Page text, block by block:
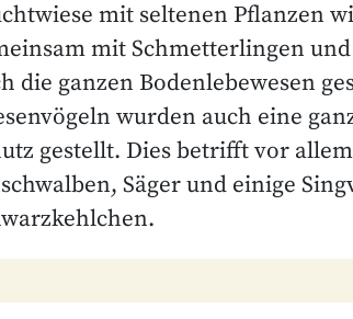
mit seltenen Pflanzen
mit Schmetterlingen
die ganzen Bodenlebewesen
wurden auch eine
gestellt. Dies betrifft vor
Säger und einige